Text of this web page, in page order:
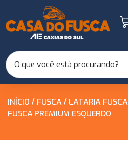
INÍCIO / FUSCA/ LATARIA FUSCA
FUSCA PREMIUM ESQUERDO